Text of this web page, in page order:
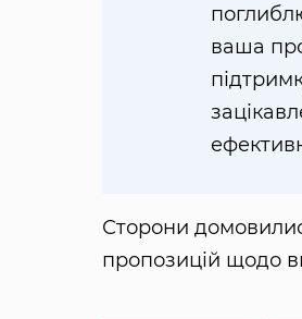
ваша
Сторони
пропозицій щодо